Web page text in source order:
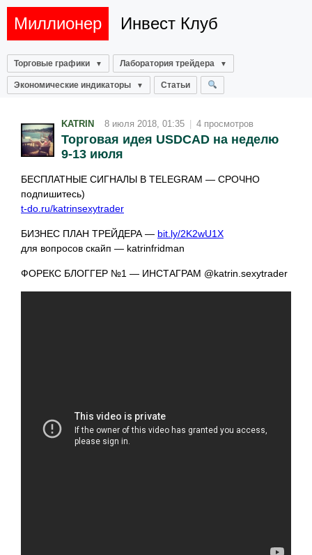
Миллионер Инвест Клуб
Торговые графики Лаборатория трейдера
Экономические индикаторы Статьи
KATRIN 8 июля 2018, 01:35 4 просмотров
Торговая идея USDCAD на неделю
9-13 июля
БЕСПЛАТНЫЕ СИГНАЛЫ В TELEGRAM — СРОЧНО
подпишитесь)
t-do.ru/katrinsexytrader
БИЗНЕС ПЛАН ТРЕЙДЕРА — bit.ly/2K2wU1X
для вопросов скайп — katrinfridman
ФОРЕКС БЛОГГЕР №1 — ИНСТАГРАМ @katrin.sexytrader